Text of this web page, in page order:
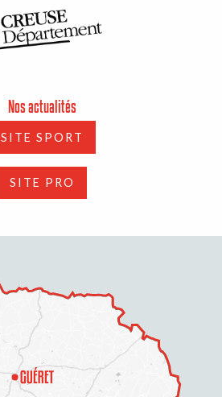
Nos actualités
SITE SPORT
SITE PRO